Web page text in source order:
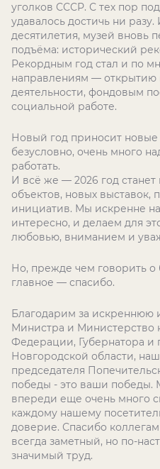
уголков СССР. С тех пор
удавалось достичь ни разу.
десятилетия, музей вновь
подъёма: исторический
Рекордным год стал и по
направлениям — открытию
деятельности, фондовым
социальной работе.
Новый год приносит
безусловно, очень много
работать.
И всё же — 2026 год
объектов, новых выставок,
инициатив. Мы искренне
интересно, и делаем для
любовью, вниманием и
Но, прежде чем говорить о
главное — спасибо.
Благодарим за искреннюю
Министра и Министерство
Федерации, Губернатора и
Новгородской области,
председателя
победы - это ваши победы.
впереди еще очень много
каждому нашему
доверие. Спасибо
всегда заметный, но по-
значимый труд.